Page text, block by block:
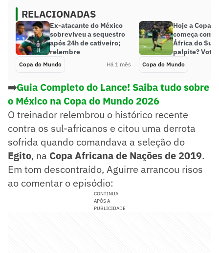
RELACIONADAS
Ex-atacante do México
sobreviveu a sequestro
após 24h de cativeiro;
relembre
Copa do Mundo Há 1 mês
Hoje a Copa
começa com
África do Sul;
palpite? Vote
Copa do Mundo
➡️Guia Completo do Lance! Saiba tudo sobre
o México na Copa do Mundo 2026
O treinador relembrou o histórico recente
contra os sul-africanos e citou uma derrota
sofrida quando comandava a seleção do
Egito, na Copa Africana de Nações de 2019.
Em tom descontraído, Aguirre arrancou risos
ao comentar o episódio:
CONTINUA
APÓS A
PUBLICIDADE